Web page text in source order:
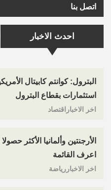
اتصل بنا
احدث الاخبار
البترول: كوانتم كابيتال
استثمارات بقطاع البترول
اخر الاخباراقتصاد
الأرجنتين وألمانيا الأكثر
اعرف القائمة
اخر الاخباررياضة